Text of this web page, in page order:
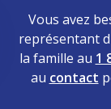
Vous avez
représentant
la famille au 1
au contact